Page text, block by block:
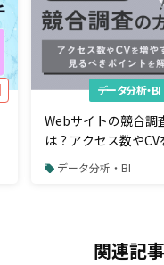
データ分析・BI
Webサイトの競合調
は？アクセス数やCV
ために見るべきポイ
データ分析・BI
関連記事